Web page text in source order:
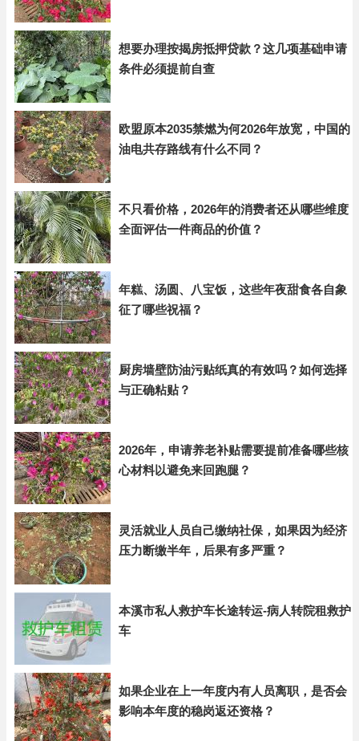
想要办理按揭房抵押贷款？这几项基础申请
条件必须提前自查
欧盟原本2035禁燃为何2026年放宽，中国的
油电共存路线有什么不同？
不只看价格，2026年的消费者还从哪些维度
全面评估一件商品的价值？
年糕、汤圆、八宝饭，这些年夜甜食各自象
征了哪些祝福？
厨房墙壁防油污贴纸真的有效吗？如何选择
与正确粘贴？
2026年，申请养老补贴需要提前准备哪些核
心材料以避免来回跑腿？
灵活就业人员自己缴纳社保，如果因为经济
压力断缴半年，后果有多严重？
本溪市私人救护车长途转运-病人转院租救护
车
如果企业在上一年度内有人员离职，是否会
影响本年度的稳岗返还资格？